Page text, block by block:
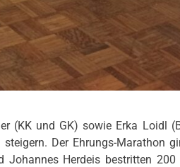
(KK und GK) sowie Erka Loidl
Der Ehrungs-Marathon
Johannes Herdeis bestritten